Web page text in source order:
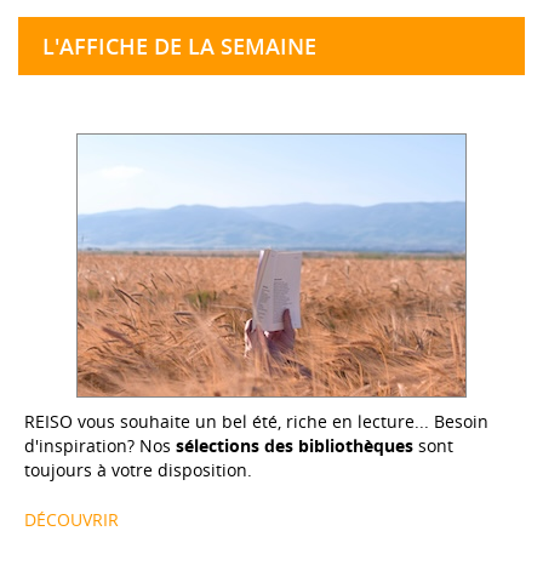
L'AFFICHE DE LA SEMAINE
REISO vous souhaite un bel été, riche en lecture... Besoin
d'inspiration? Nos sélections des bibliothèques sont
toujours à votre disposition.
DÉCOUVRIR